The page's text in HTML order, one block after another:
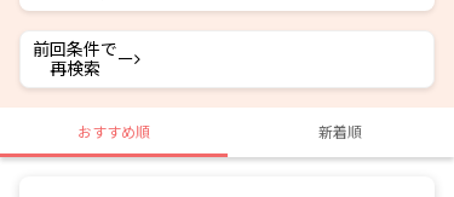
前回条件で
再検索
ー
おすすめ順 新着順